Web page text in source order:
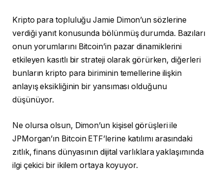
Kripto para topluluğu Jamie Dimon’un sözlerine
verdiği yanıt konusunda bölünmüş durumda. Bazıları
onun yorumlarını Bitcoin’in pazar dinamiklerini
etkileyen kasıtlı bir strateji olarak görürken, diğerleri
bunların kripto para biriminin temellerine ilişkin
anlayış eksikliğinin bir yansıması olduğunu
düşünüyor.
Ne olursa olsun, Dimon’un kişisel görüşleri ile
JPMorgan’ın Bitcoin ETF’lerine katılımı arasındaki
zıtlık, finans dünyasının dijital varlıklara yaklaşımında
ilgi çekici bir ikilem ortaya koyuyor.